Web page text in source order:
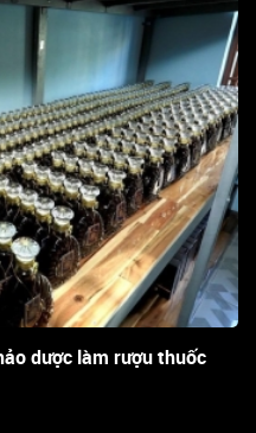
dược làm rượu thuốc